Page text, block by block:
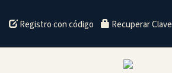
Registro con código Recuperar Clave